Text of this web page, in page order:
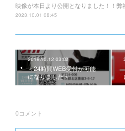
映像が本日より公開となりました！！弊
2023.10.01 08:45
2019.10.12 03:02
＜24時間WEB受付が可能
になりました＞
0コメント